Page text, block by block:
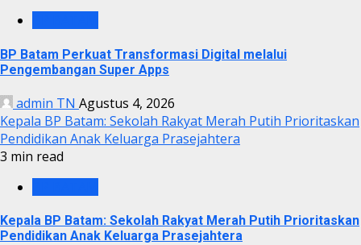
BP Batam Perkuat Transformasi Digital melalui
Pengembangan Super Apps
admin TN Agustus 4, 2026
Kepala BP Batam: Sekolah Rakyat Merah Putih Prioritaskan
Pendidikan Anak Keluarga Prasejahtera
3 min read
Kepala BP Batam: Sekolah Rakyat Merah Putih Prioritaskan
Pendidikan Anak Keluarga Prasejahtera